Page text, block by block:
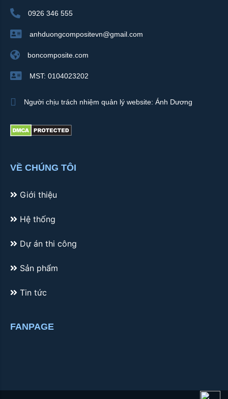
0926 346 555
anhduongcompositevn@gmail.com
boncomposite.com
MST: 0104023202
Người chịu trách nhiệm quản lý website: Ánh Dương
VỀ CHÚNG TÔI
Giới thiệu
Hệ thống
Dự án thi công
Sản phẩm
Tin tức
FANPAGE